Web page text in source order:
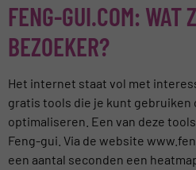
FENG-GUI.COM: WAT
BEZOEKER?
Het internet staat vol met
gratis tools die je kunt gebruiken
optimaliseren. Een van deze
Feng-gui. Via de website
een aantal seconden een